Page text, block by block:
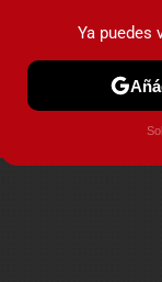
PRUEBASYa puedes